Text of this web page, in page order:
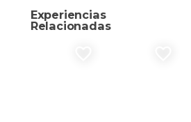
Experiencias
Relacionadas